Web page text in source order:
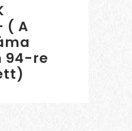
( A
94-re